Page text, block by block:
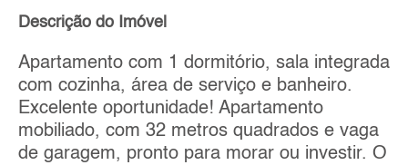
Descrição do Imóvel
Apartamento com 1 dormitório, sala integrada
com cozinha, área de serviço e banheiro.
Excelente oportunidade! Apartamento
mobiliado, com 32 metros quadrados e vaga
de garagem, pronto para morar ou investir. O